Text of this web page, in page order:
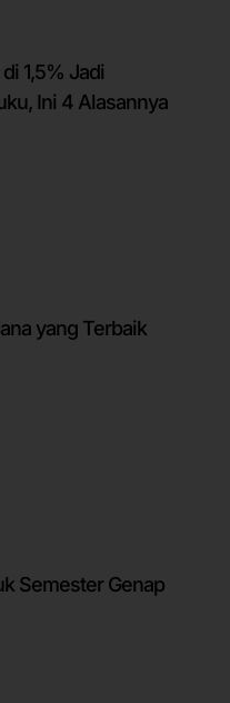
1,5% Jadi
Ini 4 Alasannya
yang Terbaik
Semester Genap